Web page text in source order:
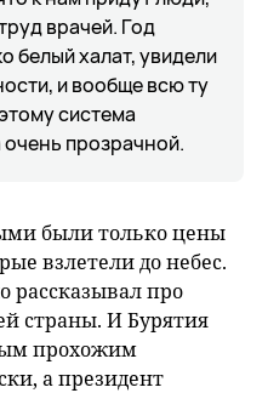
врачей. Год
белый халат, увидели
и вообще всю ту
система
прозрачной.
были только цены
взлетели до небес.
рассказывал про
страны. И Бурятия
прохожим
а президент